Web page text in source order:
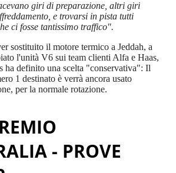
giri di preparazione, altri giri
e trovarsi in pista tutti
ci fosse tantissimo traffico".
sostituito il motore termico a Jeddah, a
l'unità V6 sui team clienti Alfa e Haas,
ha definito una scelta "conservativa": Il
1 destinato è verrà ancora usato
per la normale rotazione.